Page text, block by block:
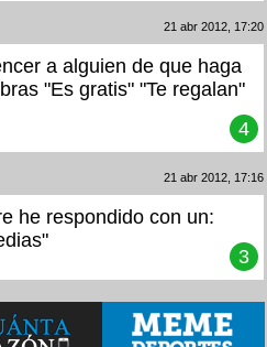
21 abr 2012, 17:20
a alguien de que haga
"Es gratis" "Te regalan"
4
21 abr 2012, 17:16
he respondido con un:
3